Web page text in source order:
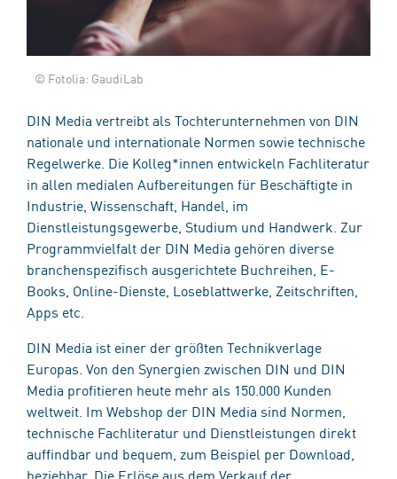
© Fotolia: GaudiLab
DIN Media vertreibt als Tochterunternehmen von DIN
nationale und internationale Normen sowie technische
Regelwerke. Die Kolleg*innen entwickeln Fachliteratur
in allen medialen Aufbereitungen für Beschäftigte in
Industrie, Wissenschaft, Handel, im
Dienstleistungsgewerbe, Studium und Handwerk. Zur
Programmvielfalt der DIN Media gehören diverse
branchenspezifisch ausgerichtete Buchreihen, E-
Books, Online-Dienste, Loseblattwerke, Zeitschriften,
Apps etc.
DIN Media ist einer der größten Technikverlage
Europas. Von den Synergien zwischen DIN und DIN
Media profitieren heute mehr als 150.000 Kunden
weltweit. Im Webshop der DIN Media sind Normen,
technische Fachliteratur und Dienstleistungen direkt
auffindbar und bequem, zum Beispiel per Download,
beziehbar. Die Erlöse aus dem Verkauf der